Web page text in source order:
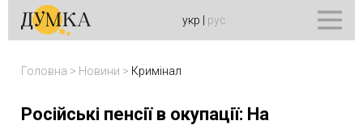
укр рус
Головна > Новини > Кримінал
Російські пенсії в окупації: На